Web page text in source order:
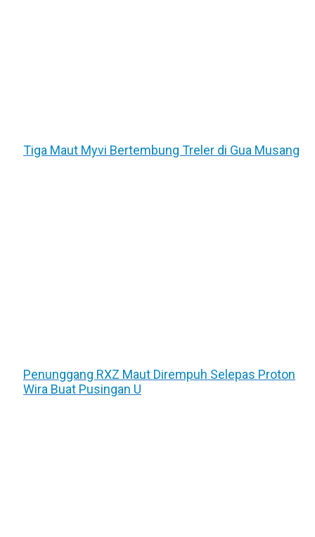
Tiga Maut Myvi Bertembung Treler di Gua Musang
Penunggang RXZ Maut Dirempuh Selepas Proton
Wira Buat Pusingan U